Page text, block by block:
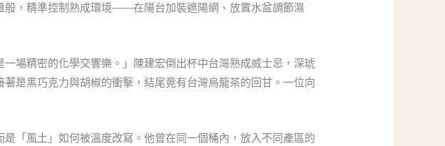
般，精準控制熟成環境——在陽台加裝遮陽網、放置水盆調節濕
場精密的化學交響樂。」陳建宏倒出杯中台灣熟成威士忌，深琥
是黑巧克力與胡椒的衝擊，結尾竟有台灣烏龍茶的回甘。一位向
「風土」如何被溫度改寫。他曾在同一個桶內，放入不同產區的